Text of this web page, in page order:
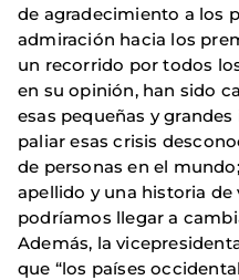
de agradecimiento a los
admiración hacia los
un recorrido por todos
en su opinión, han sido
esas pequeñas y
paliar esas crisis
de personas en el
apellido y una historia de
podríamos llegar a
Además, la
que “los países